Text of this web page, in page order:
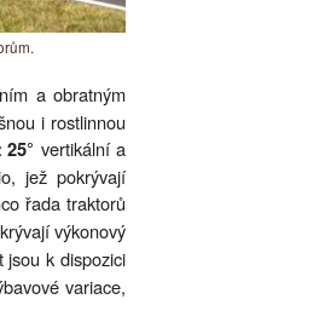
a obratným
i rostlinnou
25° vertikální a
jež pokrývají
řada traktorů
výkonový
jsou k dispozici
variace,